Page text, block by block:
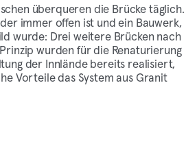
überqueren die Brücke täglich.
immer offen ist und ein Bauwerk,
wurde: Drei weitere Brücken nach
wurden für die Renaturierung
der Innlände bereits realisiert,
Vorteile das System aus Granit